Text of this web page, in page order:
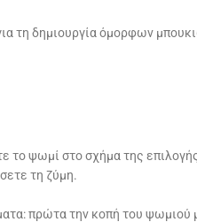
τη δημιουργία όμορφων
το ψωμί στο σχήμα της
τη ζύμη.
πρώτα την κοπή του ψωμιού